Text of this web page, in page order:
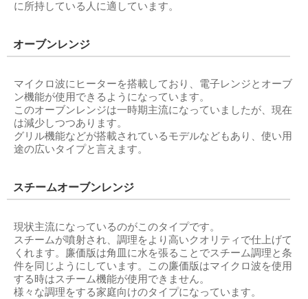
に所持している人に適しています。
オーブンレンジ
マイクロ波にヒーターを搭載しており、電子レンジとオーブ
ン機能が使用できるようになっています。
このオーブンレンジは一時期主流になっていましたが、現在
は減少しつつあります。
グリル機能などが搭載されているモデルなどもあり、使い用
途の広いタイプと言えます。
スチームオーブンレンジ
現状主流になっているのがこのタイプです。
スチームが噴射され、調理をより高いクオリティで仕上げて
くれます。廉価版は角皿に水を張ることでスチーム調理と条
件を同じようにしています。この廉価版はマイクロ波を使用
する時はスチーム機能が使用できません。
様々な調理をする家庭向けのタイプになっています。